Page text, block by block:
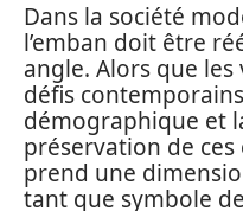
Dans la société
l’emban doit être
angle. Alors que
défis
démographique et
préservation de
prend une
tant que symbole